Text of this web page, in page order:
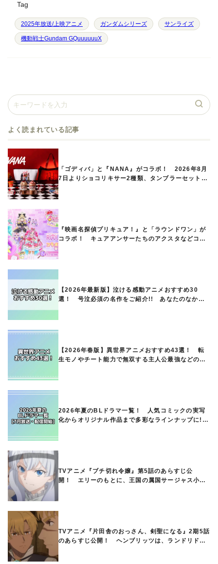
Tag
2025年放送/上映アニメ ガンダムシリーズ サンライズ
機動戦士Gundam GQuuuuuuX
よく読まれている記事
「ゴディバ」と『NANA』がコラボ！ 2026年8月
7日よりショコリキサー2種類、タンブラーセットな
『映画名探偵プリキュア！』と「ラウンドワン」が
コラボ！ キュアアンサーたちのアクスタなどコラ
【2026年最新版】泣ける感動アニメおすすめ30
選！ 号泣必須の名作をご紹介!! あなたのなかの
【2026年春版】異世界アニメおすすめ43選！ 転
生モノやチート能力で無双する主人公最強などの人
2026年夏のBLドラマ一覧！ 人気コミックの実写
化からオリジナル作品まで多彩なラインナップに!!
TVアニメ『ブチ切れ令嬢』第5話のあらすじ公
開！ エリーのもとに、王国の属国サージャス小王
TVアニメ『片田舎のおっさん、剣聖になる』2期5話
のあらすじ公開！ ヘンブリッツは、ランドリドに